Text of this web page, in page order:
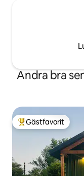
Andra bra
Populär gästfavorit
Gästfavorit